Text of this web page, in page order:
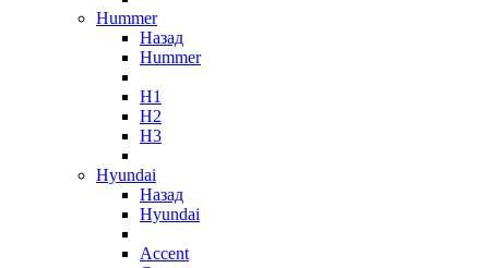
Hummer
Назад
Hummer
H1
H2
H3
Hyundai
Назад
Hyundai
Accent